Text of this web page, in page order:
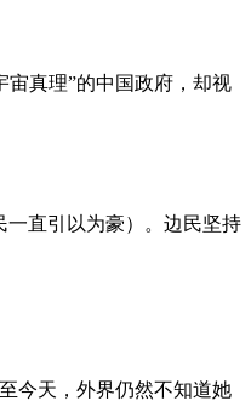
宙真理”的中国政府，却视
直引以为豪）。边民坚持
今天，外界仍然不知道她